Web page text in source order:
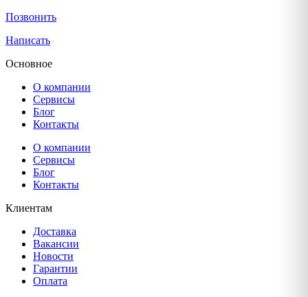
Позвонить
Написать
Основное
О компании
Сервисы
Блог
Контакты
О компании
Сервисы
Блог
Контакты
Клиентам
Доставка
Вакансии
Новости
Гарантии
Оплата